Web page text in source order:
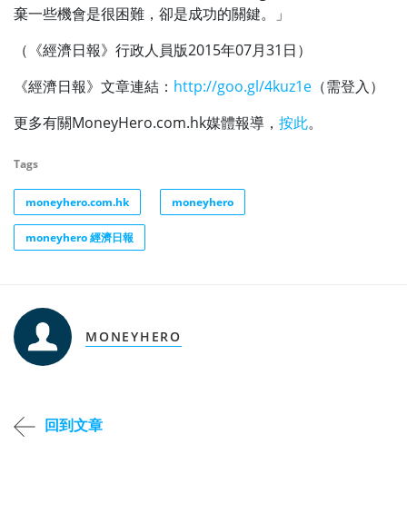
棄一些機會是很困難，卻是成功的關鍵。」
（《經濟日報》行政人員版2015年07月31日）
《經濟日報》文章連結： http://goo.gl/4kuz1e （需登入）
更多有關MoneyHero.com.hk媒體報導， 按此。
Tags
moneyhero.com.hk moneyhero
moneyhero 經濟日報
MONEYHERO
回到文章